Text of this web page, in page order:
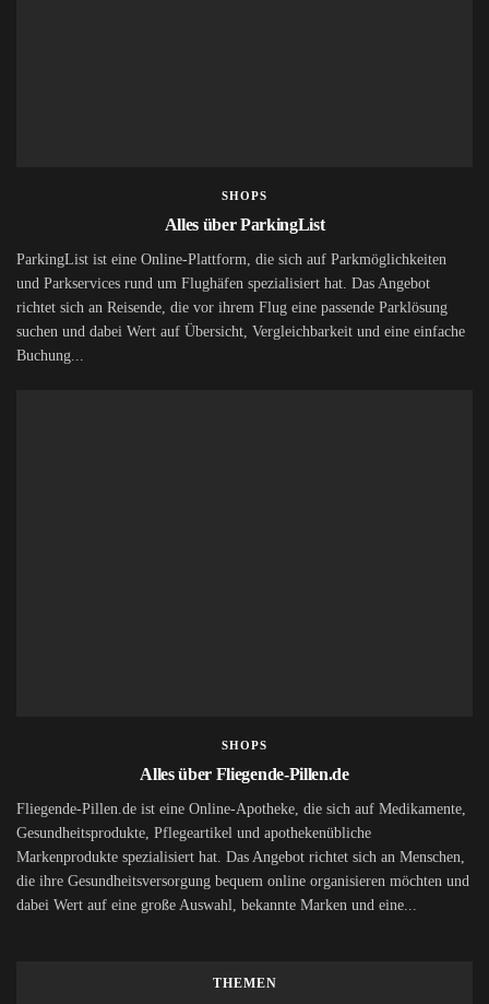
SHOPS
Alles über ParkingList
ParkingList ist eine Online-Plattform, die sich auf Parkmöglichkeiten
und Parkservices rund um Flughäfen spezialisiert hat. Das Angebot
richtet sich an Reisende, die vor ihrem Flug eine passende Parklösung
suchen und dabei Wert auf Übersicht, Vergleichbarkeit und eine einfache
Buchung...
SHOPS
Alles über Fliegende-Pillen.de
Fliegende-Pillen.de ist eine Online-Apotheke, die sich auf Medikamente,
Gesundheitsprodukte, Pflegeartikel und apothekenübliche
Markenprodukte spezialisiert hat. Das Angebot richtet sich an Menschen,
die ihre Gesundheitsversorgung bequem online organisieren möchten und
dabei Wert auf eine große Auswahl, bekannte Marken und eine...
THEMEN